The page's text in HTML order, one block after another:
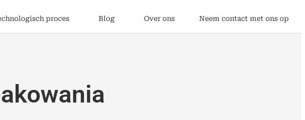
proces Blog Over ons Neem contact met ons op